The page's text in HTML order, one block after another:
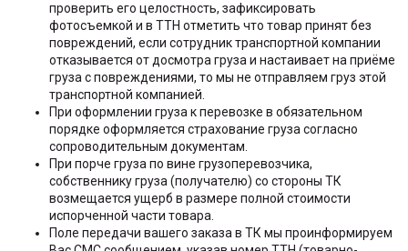
проверить его целостность, зафиксировать
фотосъемкой и в ТТН отметить что товар принят без
повреждений, если сотрудник транспортной компании
отказывается от досмотра груза и настаивает на приёме
груза с повреждениями, то мы не отправляем груз этой
транспортной компанией.
При оформлении груза к перевозке в обязательном
порядке оформляется страхование груза согласно
сопроводительным документам.
При порче груза по вине грузоперевозчика,
собственнику груза (получателю) со стороны ТК
возмещается ущерб в размере полной стоимости
испорченной части товара.
Поле передачи вашего заказа в ТК мы проинформируем